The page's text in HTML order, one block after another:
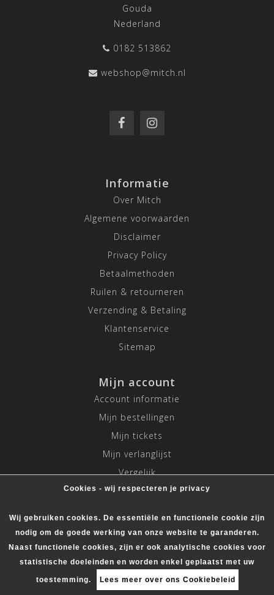
Cookies - wij respecteren je privacy
Wij gebruiken cookies. De essentiële en functionele cookie zijn
nodig om de goede werking van onze website te garanderen.
Naast functionele cookies, zijn er ook analytische cookies voor
statistische doeleinden en worden enkel geplaatst met uw
toestemming. Lees meer over ons Cookiebeleid
Gouda
Nederland
0182 513862
webshop@mitch.nl
Informatie
Over Mitch
Algemene voorwaarden
Disclaimer
Privacy Policy
Betaalmethoden
Ruilen & retourneren
Verzending & Betaling
Klantenservice
Sitemap
Mijn account
Account informatie
Mijn bestellingen
Mijn tickets
Mijn verlanglijst
Vergelijk
Alle producten
© Copyright 2026 Mitch.nl - Powered byLightspeed - Theme
byDyvelopment